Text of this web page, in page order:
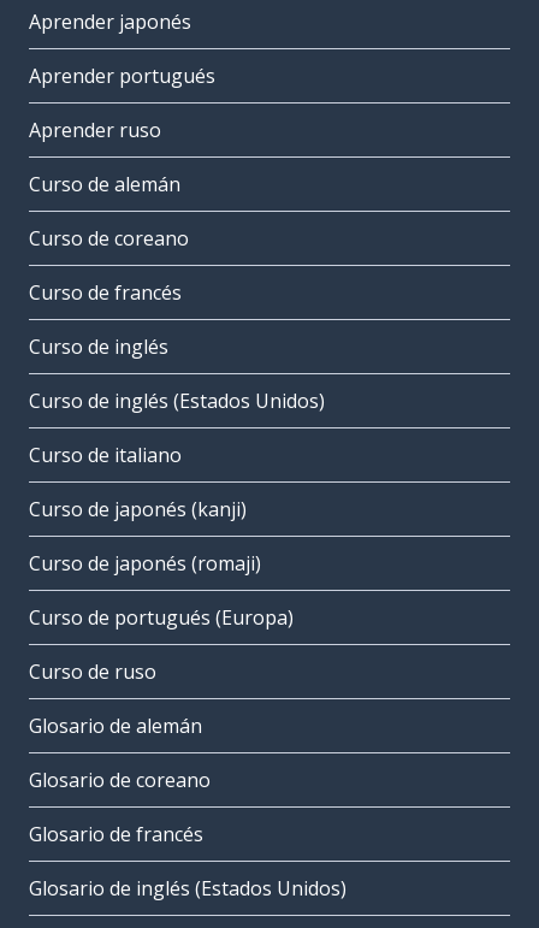
Aprender japonés
Aprender portugués
Aprender ruso
Curso de alemán
Curso de coreano
Curso de francés
Curso de inglés
Curso de inglés (Estados Unidos)
Curso de italiano
Curso de japonés (kanji)
Curso de japonés (romaji)
Curso de portugués (Europa)
Curso de ruso
Glosario de alemán
Glosario de coreano
Glosario de francés
Glosario de inglés (Estados Unidos)